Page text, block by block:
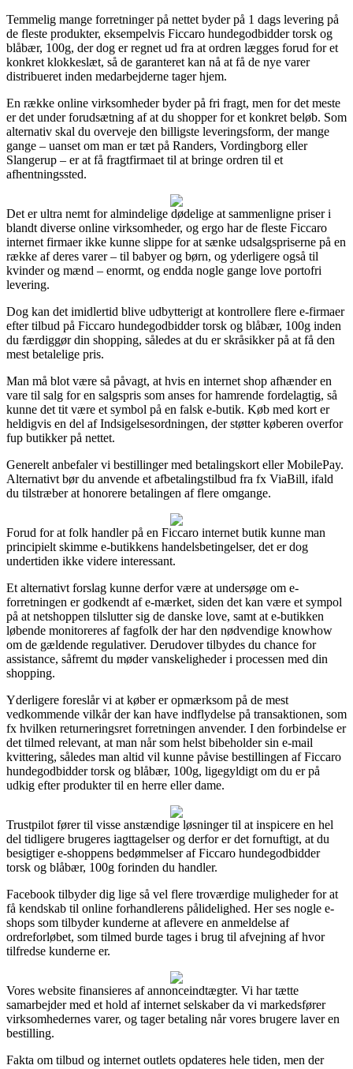
Temmelig mange forretninger på nettet byder på 1 dags levering på
de fleste produkter, eksempelvis Ficcaro hundegodbidder torsk og
blåbær, 100g, der dog er regnet ud fra at ordren lægges forud for et
konkret klokkeslæt, så de garanteret kan nå at få de nye varer
distribueret inden medarbejderne tager hjem.
En række online virksomheder byder på fri fragt, men for det meste
er det under forudsætning af at du shopper for et konkret beløb. Som
alternativ skal du overveje den billigste leveringsform, der mange
gange – uanset om man er tæt på Randers, Vordingborg eller
Slangerup – er at få fragtfirmaet til at bringe ordren til et
afhentningssted.
Det er ultra nemt for almindelige dødelige at sammenligne priser i
blandt diverse online virksomheder, og ergo har de fleste Ficcaro
internet firmaer ikke kunne slippe for at sænke udsalgspriserne på en
række af deres varer – til babyer og børn, og yderligere også til
kvinder og mænd – enormt, og endda nogle gange love portofri
levering.
Dog kan det imidlertid blive udbytterigt at kontrollere flere e-firmaer
efter tilbud på Ficcaro hundegodbidder torsk og blåbær, 100g inden
du færdiggør din shopping, således at du er skråsikker på at få den
mest betalelige pris.
Man må blot være så påvagt, at hvis en internet shop afhænder en
vare til salg for en salgspris som anses for hamrende fordelagtig, så
kunne det tit være et symbol på en falsk e-butik. Køb med kort er
heldigvis en del af Indsigelsesordningen, der støtter køberen overfor
fup butikker på nettet.
Generelt anbefaler vi bestillinger med betalingskort eller MobilePay.
Alternativt bør du anvende et afbetalingstilbud fra fx ViaBill, ifald
du tilstræber at honorere betalingen af flere omgange.
Forud for at folk handler på en Ficcaro internet butik kunne man
principielt skimme e-butikkens handelsbetingelser, det er dog
undertiden ikke videre interessant.
Et alternativt forslag kunne derfor være at undersøge om e-
forretningen er godkendt af e-mærket, siden det kan være et sympol
på at netshoppen tilslutter sig de danske love, samt at e-butikken
løbende monitoreres af fagfolk der har den nødvendige knowhow
om de gældende regulativer. Derudover tilbydes du chance for
assistance, såfremt du møder vanskeligheder i processen med din
shopping.
Yderligere foreslår vi at køber er opmærksom på de mest
vedkommende vilkår der kan have indflydelse på transaktionen, som
fx hvilken returneringsret forretningen anvender. I den forbindelse er
det tilmed relevant, at man når som helst bibeholder sin e-mail
kvittering, således man altid vil kunne påvise bestillingen af Ficcaro
hundegodbidder torsk og blåbær, 100g, ligegyldigt om du er på
udkig efter produkter til en herre eller dame.
Trustpilot fører til visse anstændige løsninger til at inspicere en hel
del tidligere brugeres iagttagelser og derfor er det fornuftigt, at du
besigtiger e-shoppens bedømmelser af Ficcaro hundegodbidder
torsk og blåbær, 100g forinden du handler.
Facebook tilbyder dig lige så vel flere troværdige muligheder for at
få kendskab til online forhandlerens pålidelighed. Her ses nogle e-
shops som tilbyder kunderne at aflevere en anmeldelse af
ordreforløbet, som tilmed burde tages i brug til afvejning af hvor
tilfredse kunderne er.
Vores website finansieres af annonceindtægter. Vi har tætte
samarbejder med et hold af internet selskaber da vi markedsfører
virksomhedernes varer, og tager betaling når vores brugere laver en
bestilling.
Fakta om tilbud og internet outlets opdateres hele tiden, men der